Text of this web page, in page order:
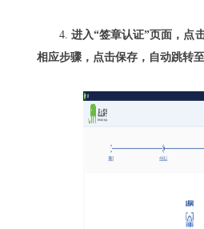
4.进入“签章认证”页面，点
相应步骤，点击保存，自动跳转